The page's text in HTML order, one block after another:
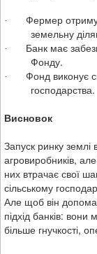
·
Фермер
земельну
·
Банк має
Фонду.
·
Фонд виконує
господарства.
Висновок
Запуск ринку землі
агровиробників,
них втрачає свої
сільському
Але щоб він
підхід банків:
більше гнучкості,